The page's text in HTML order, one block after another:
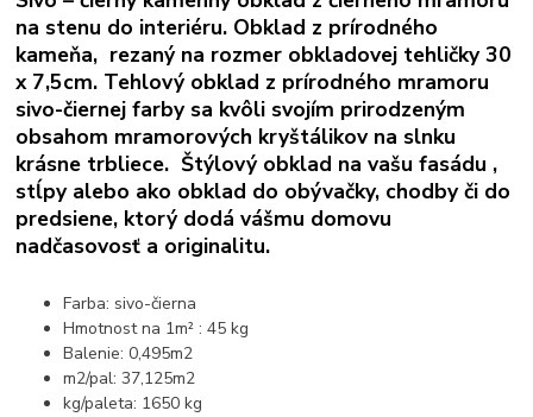
na stenu do interiéru. Obklad z prírodného
kameňa, rezaný na rozmer obkladovej tehličky 30
x 7,5cm. Tehlový obklad z prírodného mramoru
sivo-čiernej farby sa kvôli svojím prirodzeným
obsahom mramorových kryštálikov na slnku
krásne trbliece. Štýlový obklad na vašu fasádu ,
stĺpy alebo ako obklad do obývačky, chodby či do
predsiene, ktorý dodá vášmu domovu
nadčasovosť a originalitu.
Farba: sivo-čierna
Hmotnost na 1m² : 45 kg
Balenie: 0,495m2
m2/pal: 37,125m2
kg/paleta: 1650 kg